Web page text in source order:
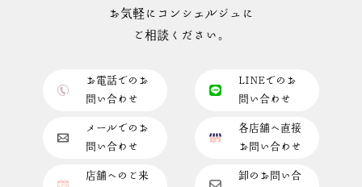
お気軽にコンシェルジュに
ご相談ください。
お電話でのお
問い合わせ
LINEでのお
問い合わせ
メールでのお
問い合わせ
各店舗へ直接
お問い合わせ
店舗へのご来
卸のお問い合